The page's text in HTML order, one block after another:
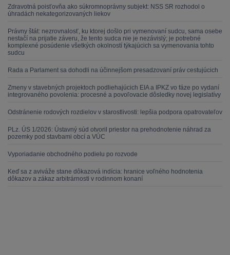
Zdravotná poisťovňa ako súkromnoprávny subjekt: NSS SR rozhodol o
úhradách nekategorizovaných liekov
Právny štát: nezrovnalosť, ku ktorej došlo pri vymenovaní sudcu, sama osebe
nestačí na prijatie záveru, že tento sudca nie je nezávislý; je potrebné
komplexné posúdenie všetkých okolností týkajúcich sa vymenovania tohto
sudcu
Rada a Parlament sa dohodli na účinnejšom presadzovaní práv cestujúcich
Zmeny v stavebných projektoch podliehajúcich EIA a IPKZ vo fáze po vydaní
integrovaného povolenia: procesné a povoľovacie dôsledky novej legislatívy
Odstránenie rodových rozdielov v starostlivosti: lepšia podpora opatrovateľov
PLz. ÚS 1/2026: Ústavný súd otvoril priestor na prehodnotenie náhrad za
pozemky pod stavbami obcí a VÚC
Vyporiadanie obchodného podielu po rozvode
Keď sa z aviváže stane dôkazová indícia: hranice voľného hodnotenia
dôkazov a zákaz arbitrárnosti v rodinnom konaní